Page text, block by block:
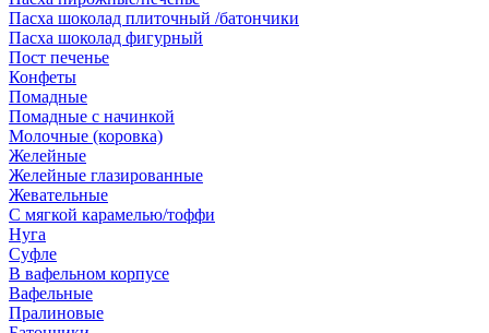
Пасха шоколад плиточный /батончики
Пасха шоколад фигурный
Пост печенье
Конфеты
Помадные
Помадные с начинкой
Молочные (коровка)
Желейные
Желейные глазированные
Жевательные
С мягкой карамелью/тоффи
Нуга
Суфле
В вафельном корпусе
Вафельные
Пралиновые